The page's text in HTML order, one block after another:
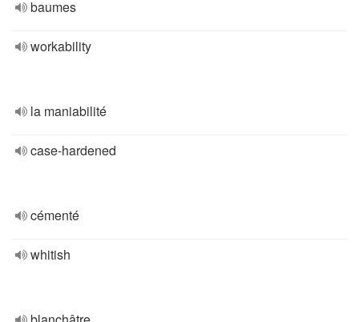
baumes
workability
la maniabilité
case-hardened
cémenté
whitish